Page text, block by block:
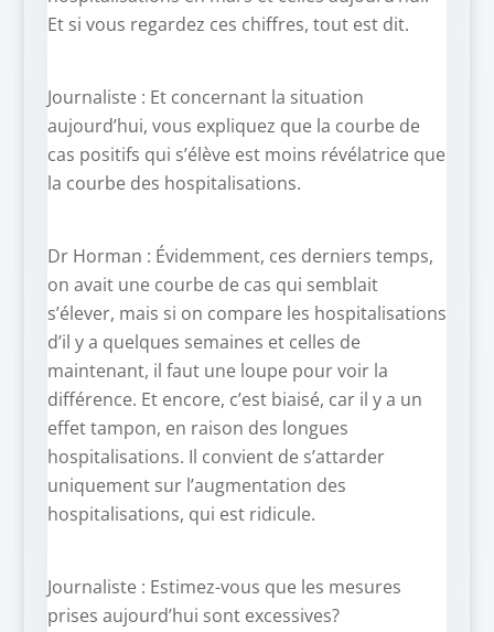
Et si vous regardez ces chiffres, tout est dit.
Journaliste : Et concernant la situation
aujourd’hui, vous expliquez que la courbe de
cas positifs qui s’élève est moins révélatrice que
la courbe des hospitalisations.
Dr Horman : Évidemment, ces derniers temps,
on avait une courbe de cas qui semblait
s’élever, mais si on compare les hospitalisations
d’il y a quelques semaines et celles de
maintenant, il faut une loupe pour voir la
différence. Et encore, c’est biaisé, car il y a un
effet tampon, en raison des longues
hospitalisations. Il convient de s’attarder
uniquement sur l’augmentation des
hospitalisations, qui est ridicule.
Journaliste : Estimez-vous que les mesures
prises aujourd’hui sont excessives?